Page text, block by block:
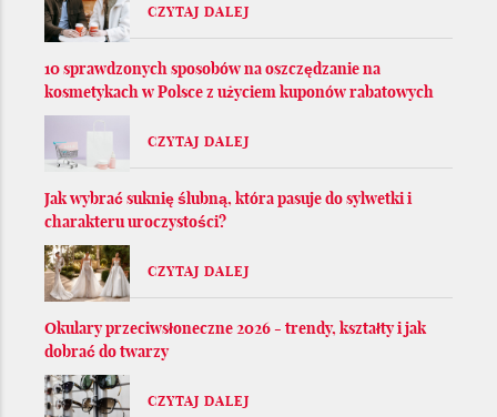
CZYTAJ DALEJ
10 sprawdzonych sposobów na oszczędzanie na
kosmetykach w Polsce z użyciem kuponów rabatowych
CZYTAJ DALEJ
Jak wybrać suknię ślubną, która pasuje do sylwetki i
charakteru uroczystości?
CZYTAJ DALEJ
Okulary przeciwsłoneczne 2026 - trendy, kształty i jak
dobrać do twarzy
CZYTAJ DALEJ